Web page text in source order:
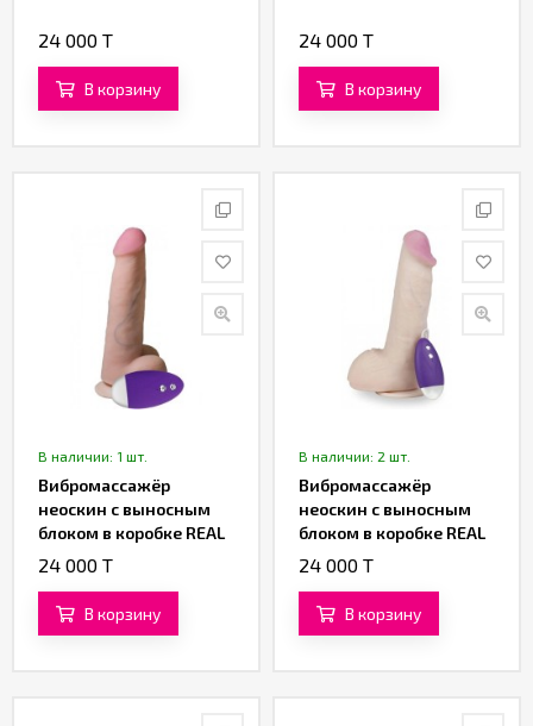
24 000 T
В корзину
24 000 T
В корзину
В наличии: 1 шт.
Вибромассажёр
неоскин с выносным
блоком в коробке REAL
Next № 86 (16,5 см.)
24 000 T
В корзину
В наличии: 2 шт.
Вибромассажёр
неоскин с выносным
блоком в коробке REAL
Next № 27 (17,5 см)
24 000 T
В корзину